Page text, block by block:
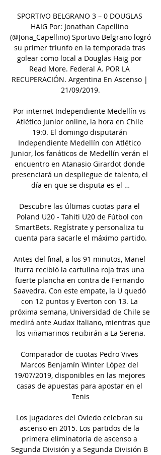
SPORTIVO BELGRANO 3 – 0 DOUGLAS
HAIG Por: Jonathan Capellino
(@Jona_Capellino) Sportivo Belgrano logró
su primer triunfo en la temporada tras
golear como local a Douglas Haig por
Read More. Federal A. POR LA
RECUPERACIÓN. Argentina En Ascenso |
21/09/2019.
Por internet Independiente Medellín vs
Atlético Junior online, la hora en Chile
19:0. El domingo disputarán
Independiente Medellín con Atlético
Junior, los fanáticos de Medellín verán el
encuentro en Atanasio Girardot donde
presenciará un despliegue de talento, el
día en que se disputa es el …
Descubre las últimas cuotas para el
Poland U20 - Tahiti U20 de Fútbol con
SmartBets. Regístrate y personaliza tu
cuenta para sacarle el máximo partido.
Antes del final, a los 91 minutos, Manel
Iturra recibió la cartulina roja tras una
fuerte plancha en contra de Fernando
Saavedra. Con este empate, la U quedó
con 12 puntos y Everton con 13. La
próxima semana, Universidad de Chile se
medirá ante Audax Italiano, mientras que
los viñamarinos recibirán a La Serena.
Comparador de cuotas Pedro Vives
Marcos Benjamín Winter López del
19/07/2019, disponibles en las mejores
casas de apuestas para apostar en el
Tenis
Los jugadores del Oviedo celebran su
ascenso en 2015. Los partidos de la
primera eliminatoria de ascenso a
Segunda División y a Segunda División B